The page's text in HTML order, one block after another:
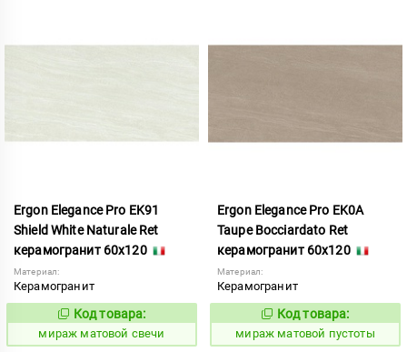
Ergon Elegance Pro EK91
Shield White Naturale Ret
керамогранит 60x120
Материал:
Керамогранит
991084
Код товара:
мираж матовой свечи
Ergon Elegance Pro EK0A
Taupe Bocciardato Ret
керамогранит 60x120
Материал:
Керамогранит
991074
Код товара:
мираж матовой пустоты